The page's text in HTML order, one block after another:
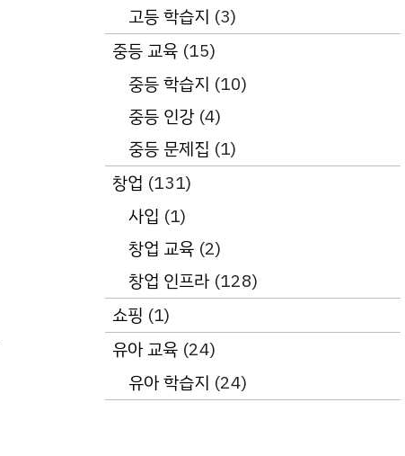
고등 학습지 (3)
중등 교육 (15)
중등 학습지 (10)
중등 인강(4)
중등 문제집 (1)
창업 (131)
사입 (1)
창업 교육 (2)
창업 인프라 (128)
쇼핑 (1)
유아 교육 (24)
유아 학습지 (24)